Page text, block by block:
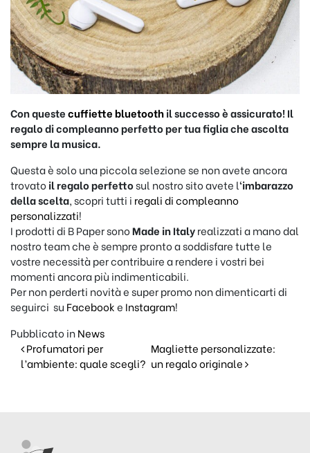
Con questecuffiette bluetoothil successo è assicurato! Il
regalo di compleanno perfetto per tua figlia che ascolta
sempre la musica.
Questa è solo una piccola selezione se non avete ancora
trovato il regalo perfettosul nostro sito avete l‘imbarazzo
della scelta, scopri tutti i regali di compleanno
personalizzati!
I prodotti di B Paper sonoMade in Italyrealizzati a mano dal
nostro team che è sempre pronto a soddisfare tutte le
vostre necessità per contribuire a rendere i vostri bei
momenti ancora più indimenticabili.
Per non perderti novità e super promo non dimenticarti di
seguirci su Facebooke Instagram!
Pubblicato inNews
Navigazione articoli
Profumatori per
l’ambiente: quale scegli?
Magliette personalizzate:
un regalo originale